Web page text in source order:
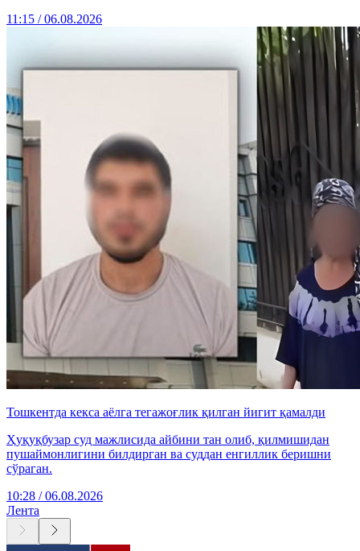
11:15 / 06.08.2026
Тошкентда кекса аёлга тегажоғлик қилган йигит қамалди
Ҳуқуқбузар суд мажлисида айбини тан олиб, қилмишидан
пушаймонлигини билдирган ва суддан енгиллик беришни
сўраган.
10:28 / 06.08.2026
Лента